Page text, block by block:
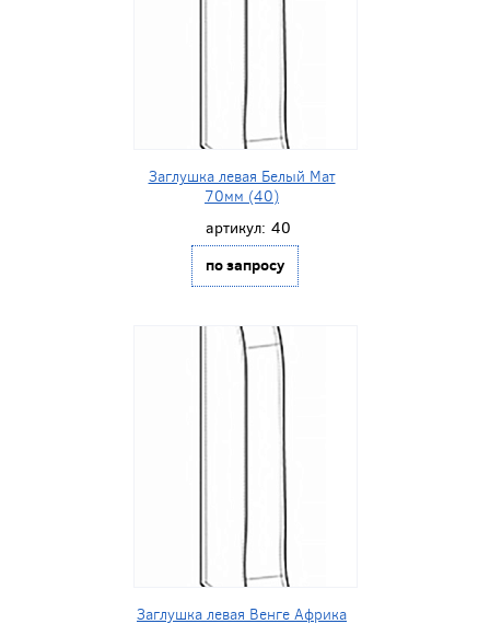
Заглушка левая Белый Мат
70мм (40)
артикул: 40
по запросу
Заглушка левая Венге Африка